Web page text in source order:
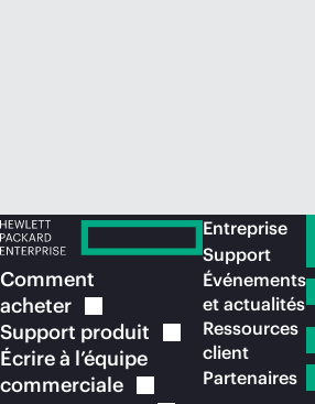
Comment
acheter
Support produit
Écrire à l’équipe
commerciale
Entreprise
Support
Événements
et actualités
Ressources
client
Partenaires